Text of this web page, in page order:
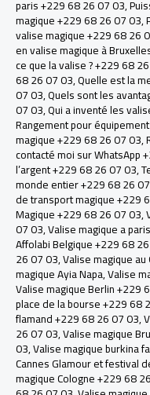
paris +229 68 26 07 03,
magique +229 68 26 07 03,
valise magique +229 68 26
en valise magique à
ce que la valise ? +229 68
68 26 07 03,Quelle est la
07 03,Quels sont les
07 03,Qui a inventé les
Rangement pour
magique +229 68 26 07 03,
contacté moi sur WhatsApp
l’argent +229 68 26 07 03,
monde entier +229 68 26
de transport magique +229
Magique +229 68 26 07 03,
07 03,Valise magique a
Affolabi Belgique +229 68
26 07 03,Valise magique
magique Ayia Napa,Valise
Valise magique Berlin +229
place de la bourse +229 68
flamand +229 68 26 07 03,
26 07 03,Valise magique
03,Valise magique burkina
Cannes Glamour et festival
magique Cologne +229 68